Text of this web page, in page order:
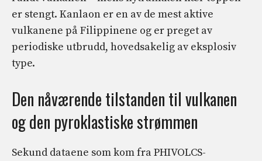
er stengt. Kanlaon er en av de mest aktive
vulkanene på Filippinene og er preget av
periodiske utbrudd, hovedsakelig av eksplosiv
type.
Den nåværende tilstanden til vulkanen
og den pyroklastiske strømmen
Sekund dataene som kom fra PHIVOLCS-